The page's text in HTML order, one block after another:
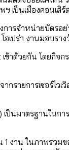
ยุระดับสุดยอด
เป็นเมืองคอนเสิร์
ารจำหน่ายบัตรอย่
เปร่า งานมอบรา
าด้วยกัน โดยกิจก
รายการเซอร์ไว
นมาตรฐานในกา
งาน ในภาพรวม